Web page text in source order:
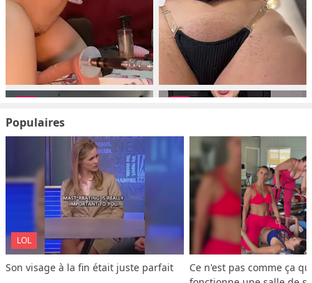
Populaires
LOL
Son visage à la fin était juste parfait
Ce n'est pas comme ça